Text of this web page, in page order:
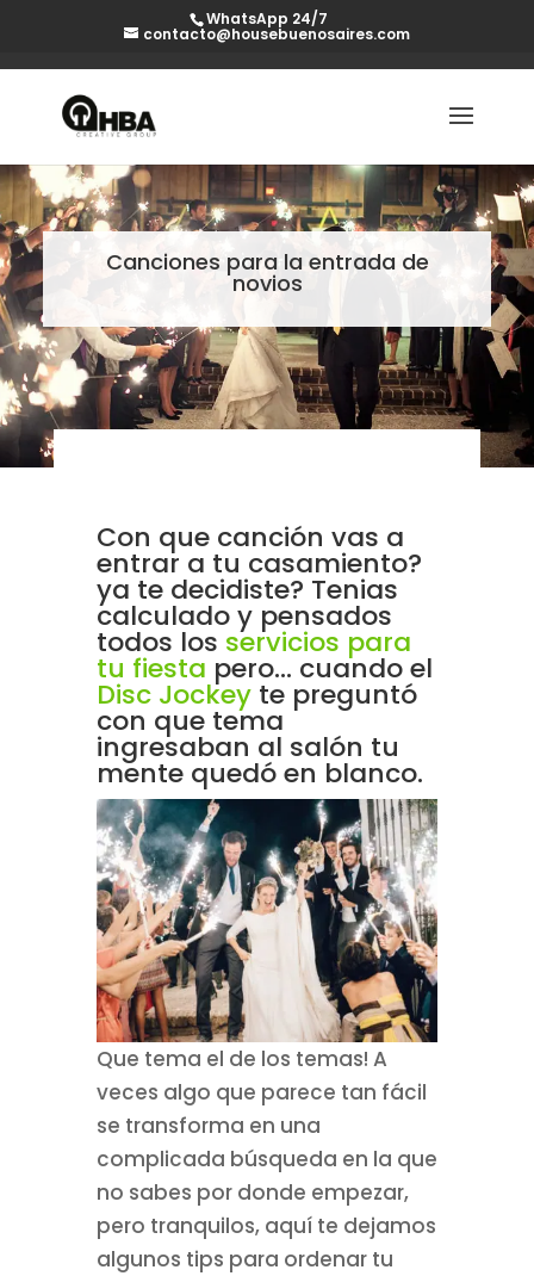
WhatsApp 24/7
contacto@housebuenosaires.com
Canciones para la entrada de
novios
Con que canción vas a
entrar a tu casamiento?
ya te decidiste? Tenias
calculado y pensados
todos los servicios para
tu fiesta pero... cuando el
Disc Jockeyte preguntó
con que tema
ingresaban al salón tu
mente quedó en blanco.
Que tema el de los temas! A
veces algo que parece tan fácil
se transforma en una
complicada búsqueda en la que
no sabes por donde empezar,
pero tranquilos, aquí te dejamos
algunos tips para ordenar tu